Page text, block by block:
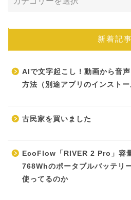
新着記事
AIで文字起こし！動画から音
方法（別途アプリのインストー
古民家を買いました
EcoFlow「RIVER 2 Pro」容
768Whのポータブルバッテリ
使ってるのか